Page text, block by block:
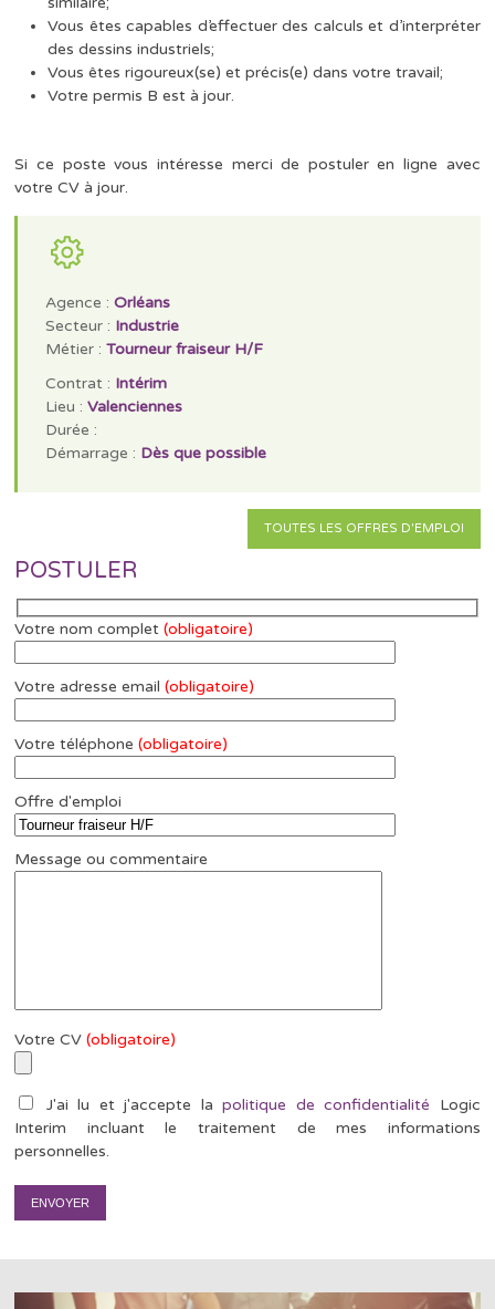
Vous êtes capables d’effectuer des calculs et d’interpréter
des dessins industriels;
Vous êtes rigoureux(se) et précis(e) dans votre travail;
Votre permis B est à jour.
Si ce poste vous intéresse merci de postuler en ligne avec
votre CV à jour.
Agence :Orléans
Secteur : Industrie
Métier :Tourneur fraiseur H/F
Contrat : Intérim
Lieu :Valenciennes
Durée :
Démarrage : Dès que possible
TOUTES LES OFFRES D'EMPLOI
POSTULER
Votre nom complet(obligatoire)
Votre adresse email(obligatoire)
Votre téléphone(obligatoire)
Offre d'emploi
Message ou commentaire
Votre CV(obligatoire)
J'ai lu et j'accepte lapolitique de confidentialité Logic
Interim incluant le traitement de mes informations
personnelles.